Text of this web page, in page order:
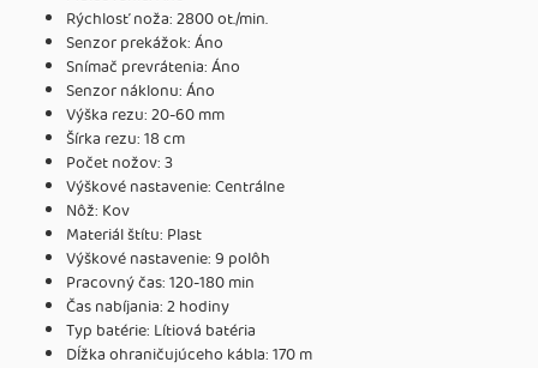
Rýchlosť noža: 2800 ot./min.
Senzor prekážok: Áno
Snímač prevrátenia: Áno
Senzor náklonu: Áno
Výška rezu: 20-60 mm
Šírka rezu: 18 cm
Počet nožov: 3
Výškové nastavenie: Centrálne
Nôž: Kov
Materiál štítu: Plast
Výškové nastavenie: 9 polôh
Pracovný čas: 120-180 min
Čas nabíjania: 2 hodiny
Typ batérie: Lítiová batéria
Dĺžka ohraničujúceho kábla: 170 m